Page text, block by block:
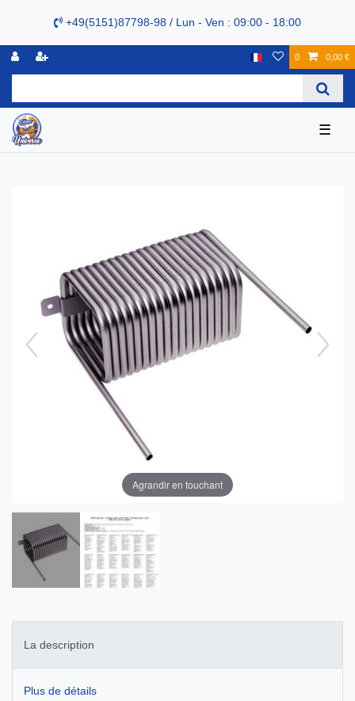
+49(5151)87798-98 / Lun - Ven : 09:00 - 18:00
0 0,00 €
☰
Agrandir en touchant
La description
Plus de détails